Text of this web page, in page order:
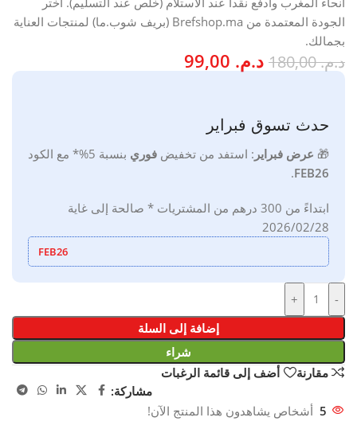
الجودة المعتمدة من Brefshop.ma (بريف شوب.ما) لمنتجات العناية
بجمالك.
د.م.180,00 د.م.
حدث تسوق فبراير
🎁 عرض فبراير : استفد من تخفيض فوري بنسبة 5%* مع الكود
FEB26
.
ابتداءً من 300 درهم من المشتريات * صالحة إلى غاية
2026/02/28
FEB26
-
+
إضافة إلى السلة
شراء
مقارنة
أضف إلى قائمة الرغبات
مشاركة:
5 أشخاص يشاهدون هذا المنتج الآن!